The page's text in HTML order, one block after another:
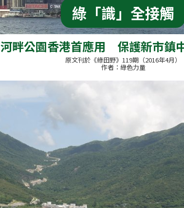
綠「識」全接觸
河畔公園香港首應用　保護新市鎮
原文刊於《綠田野》119期（2016年4月）
作者：綠色力量